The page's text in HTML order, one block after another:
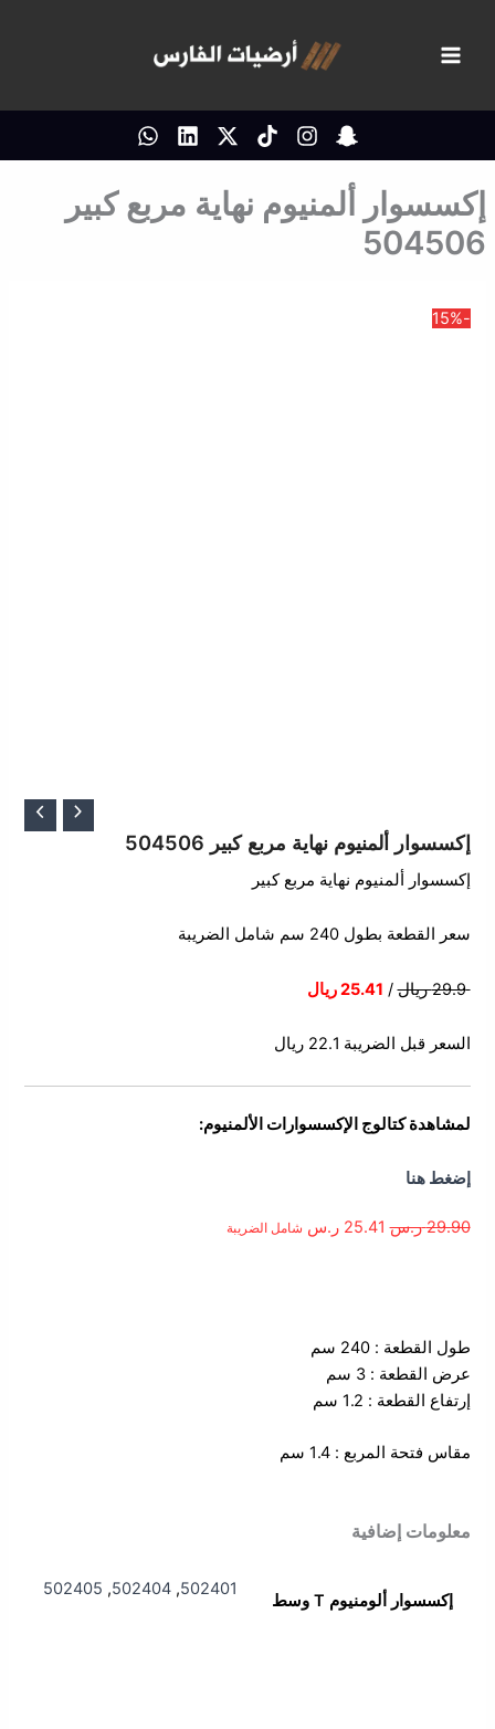
المحتوى
إكسسوار ألمنيوم نهاية مربع كبير
504506
-15%
إكسسوار ألمنيوم نهاية مربع كبير 504506
إكسسوار ألمنيوم نهاية مربع كبير
سعر القطعة بطول 240 سم شامل الضريبة
29.9 ريال / 25.41 ريال
السعر قبل الضريبة 22.1 ريال
لمشاهدة كتالوج الإكسسوارات الألمنيوم:
إضغط هنا
29.90 ر.س
الأصلي
29.90 ر.س.
25.41 ر.س
الحالي
25.41 ر.س.
شامل الضريبة
طول القطعة : 240 سم
عرض القطعة : 3 سم
إرتفاع القطعة : 1.2 سم
مقاس فتحة المربع : 1.4 سم
معلومات إضافية
إكسسوار ألومنيوم T وسط
502401
,
502404
,
502405